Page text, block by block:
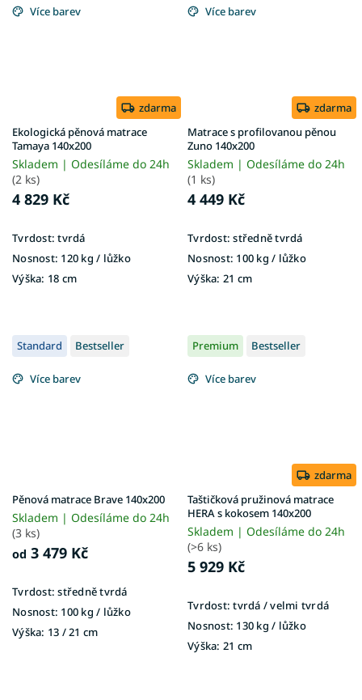
Více barev
zdarma
Ekologická pěnová matrace
Tamaya 140x200
Skladem | Odesíláme do 24h
(2 ks)
4 829 Kč
Tvrdost: tvrdá
Nosnost: 120 kg / lůžko
Výška: 18 cm
Více barev
zdarma
Matrace s profilovanou pěnou
Zuno 140x200
Skladem | Odesíláme do 24h
(1 ks)
4 449 Kč
Tvrdost: středně tvrdá
Nosnost: 100 kg / lůžko
Výška: 21 cm
Standard Bestseller
Více barev
Pěnová matrace Brave 140x200
Skladem | Odesíláme do 24h
(3 ks)
od 3 479 Kč
Tvrdost: středně tvrdá
Nosnost: 100 kg ​​​​​/ lůžko
Výška: 13 / 21 cm
Premium Bestseller
Více barev
zdarma
Taštičková pružinová matrace
HERA s kokosem 140x200
Skladem | Odesíláme do 24h
(>6 ks)
5 929 Kč
Tvrdost: tvrdá / velmi tvrdá
Nosnost: 130 kg ​​​​​/ lůžko
Výška: 21 cm